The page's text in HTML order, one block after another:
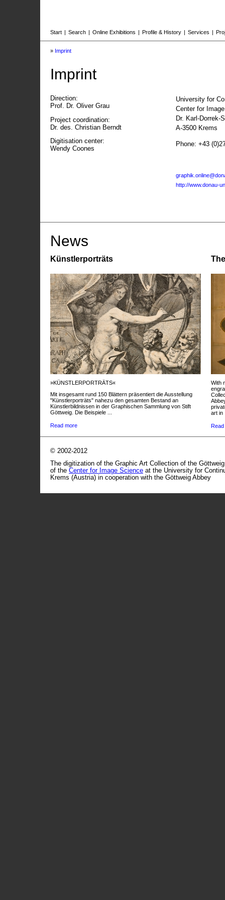
Start | Search | Online Exhibitions | Profile & History | Services |
» Imprint
Imprint
Direction:
Prof. Dr. Oliver Grau
Project coordination:
Dr. des. Christian Berndt
Digitisation center:
Wendy Coones
University for
Center for
Dr. Karl-Dorrek-
A-3500 Krems
Phone: +43
http://www.donau-
News
Künstlerporträts
»KÜNSTLERPORTRÄTS«
Mit insgesamt rund 150 Blättern präsentiert die Ausstellung
"Künstlerporträts" nahezu den gesamten Bestand an
Künstlerbildnissen in der Graphischen Sammlung von Stift
Göttweig. Die Beispiele ...
Read more
With
art in
© 2002-2012
The digitization of the Graphic Art Collection of the
of the Center for Image Science at the University for
Krems (Austria) in cooperation with the Göttweig Abbey